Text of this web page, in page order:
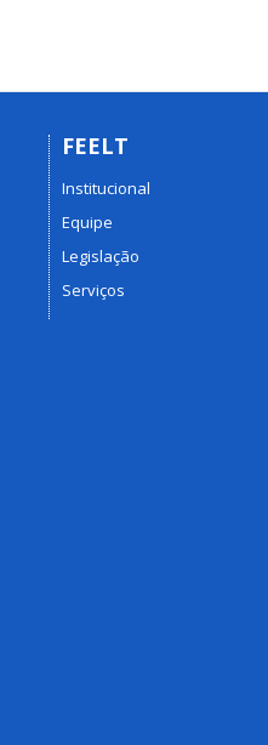
FEELT
Institucional
Equipe
Legislação
Serviços